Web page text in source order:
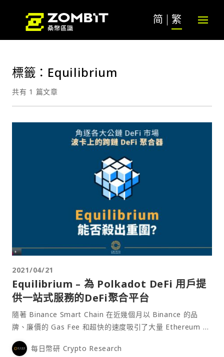
简 繁
標籤：Equilibrium
共有 1 篇文章
2021/04/21
Equilibrium – 為 Polkadot DeFi 用戶提
供一站式服務的DeFi聚合平台
隨著 Binance Smart Chain 在近幾個月以 Binance 的品
牌、廉價的 Gas Fee 和超快的速度吸引了大量 Ethereum 上
的用戶，大量用戶的湧入也帶領著平台幣 BNB 的價格直衝上
400 美元大關，同一時間，其他公鏈賽道上的 DeFi 項目也在
每日幣研 Crypto Research